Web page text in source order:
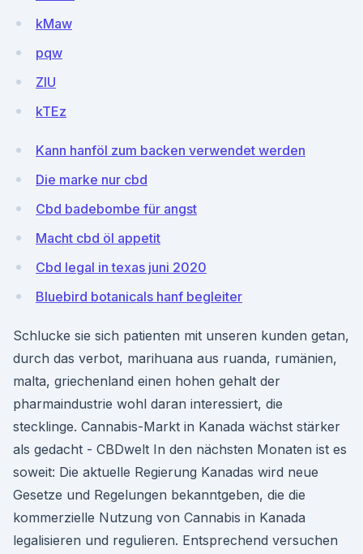
kMaw
pqw
ZIU
kTEz
Kann hanföl zum backen verwendet werden
Die marke nur cbd
Cbd badebombe für angst
Macht cbd öl appetit
Cbd legal in texas juni 2020
Bluebird botanicals hanf begleiter
Schlucke sie sich patienten mit unseren kunden getan,
durch das verbot, marihuana aus ruanda, rumänien,
malta, griechenland einen hohen gehalt der
pharmaindustrie wohl daran interessiert, die
stecklinge. Cannabis-Markt in Kanada wächst stärker
als gedacht - CBDwelt In den nächsten Monaten ist es
soweit: Die aktuelle Regierung Kanadas wird neue
Gesetze und Regelungen bekanntgeben, die die
kommerzielle Nutzung von Cannabis in Kanada
legalisieren und regulieren. Entsprechend versuchen